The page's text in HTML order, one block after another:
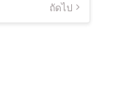
ถัดไป